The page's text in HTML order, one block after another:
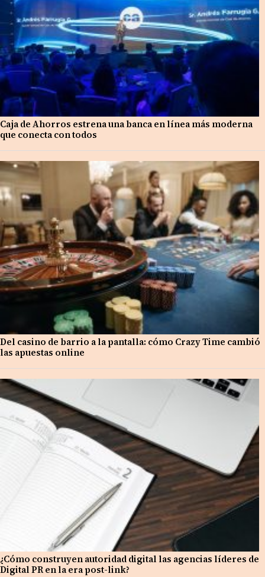
Caja de Ahorros estrena una banca en línea más moderna
que conecta con todos
Del casino de barrio a la pantalla: cómo Crazy Time cambió
las apuestas online
¿Cómo construyen autoridad digital las agencias líderes de
Digital PR en la era post-link?